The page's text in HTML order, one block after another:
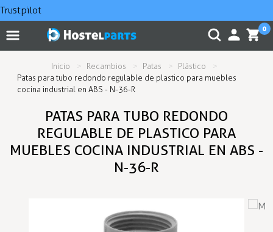
Trustpilot
0
Inicio Recambios Patas
Plástico
Patas para tubo redondo regulable de plastico para muebles
cocina industrial en ABS - N-36-R
PATAS PARA TUBO REDONDO
REGULABLE DE PLASTICO PARA
MUEBLES COCINA INDUSTRIAL EN ABS -
N-36-R